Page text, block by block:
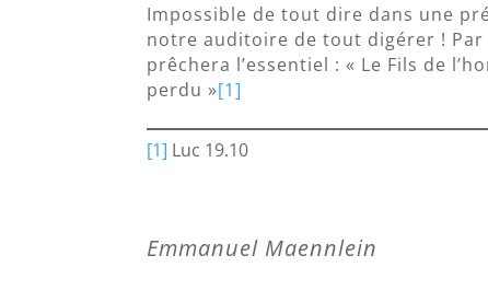
Impossible de tout dire dans une
notre auditoire de tout digérer ! Par
prêchera l’essentiel : « Le Fils de
perdu »[1]
[1] Luc 19.10
Emmanuel Maennlein